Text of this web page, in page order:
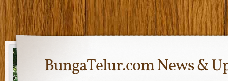
BungaTelur.com News &